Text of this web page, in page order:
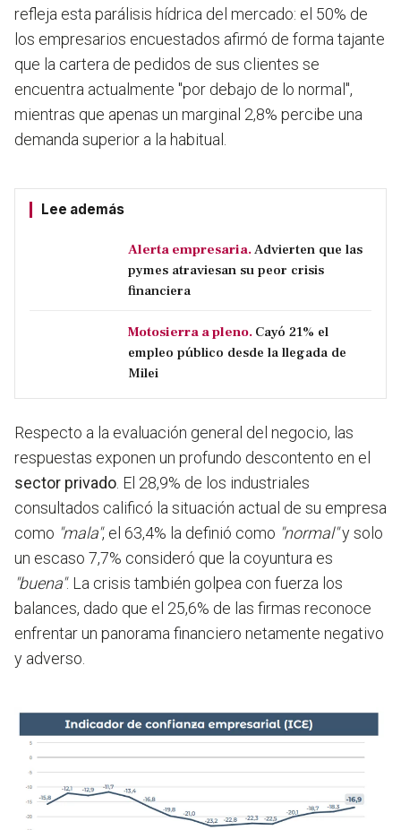
refleja esta parálisis hídrica del mercado: el 50% de
los empresarios encuestados afirmó de forma tajante
que la cartera de pedidos de sus clientes se
encuentra actualmente "por debajo de lo normal",
mientras que apenas un marginal 2,8% percibe una
demanda superior a la habitual.
Lee además
Alerta empresaria.Advierten que las
pymes atraviesan su peor crisis
financiera
Motosierra a pleno. Cayó 21% el
empleo público desde la llegada de
Milei
Respecto a la evaluación general del negocio, las
respuestas exponen un profundo descontento en el
sector privado . El 28,9% de los industriales
consultados calificó la situación actual de su empresa
como "mala", el 63,4% la definió como "normal"y solo
un escaso 7,7% consideró que la coyuntura es
"buena". La crisis también golpea con fuerza los
balances, dado que el 25,6% de las firmas reconoce
enfrentar un panorama financiero netamente negativo
y adverso.